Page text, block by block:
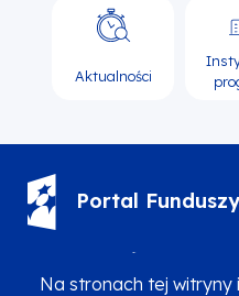
Na stronach tej
Aktualności
Portal